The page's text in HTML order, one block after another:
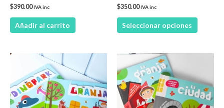
$390.00IVA inc
Añadir al carrito
$350.00IVA inc
Seleccionar opciones
de
Este
producto
tiene
múltiples
tiene